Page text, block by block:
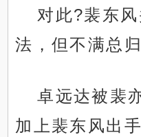
对此?裴东
法，但不满总
卓远达被裴
加上裴东风出